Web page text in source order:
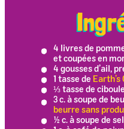
4 livres de
et coupées en
4 gousses d’ail,
1 tasse de Earth’s
⅓ tasse de
3 c. à soupe de
beurre sans
½ c. à soupe de sel